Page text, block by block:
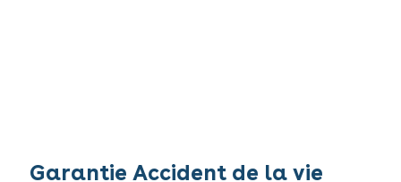
Garantie Accident de la vie